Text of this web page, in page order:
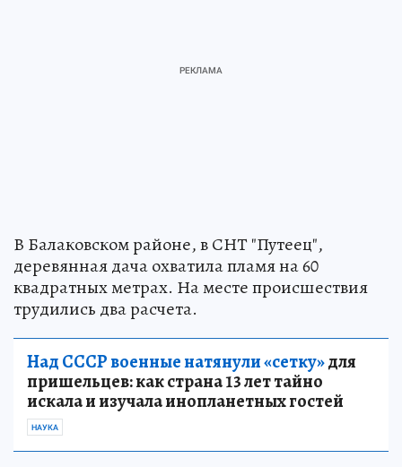
В Балаковском районе, в СНТ "Путеец",
деревянная дача охватила пламя на 60
квадратных метрах. На месте происшествия
трудились два расчета.
Над СССР военные натянули «сетку»для
пришельцев: как страна 13 лет тайно
искала и изучала инопланетных гостей
НАУКА